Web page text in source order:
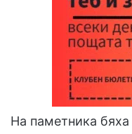
На паметника